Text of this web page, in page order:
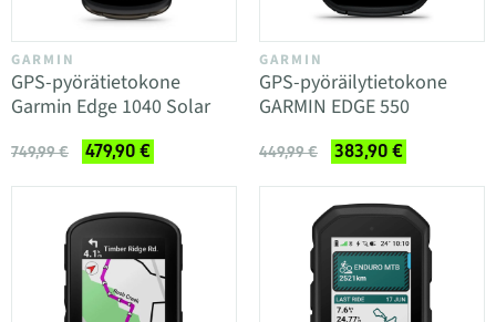
GARMIN
GPS-pyörätietokone
Garmin Edge 1040 Solar
749,99 € 479,90 €
GARMIN
GPS-pyöräilytietokone
GARMIN EDGE 550
449,99 € 383,90 €